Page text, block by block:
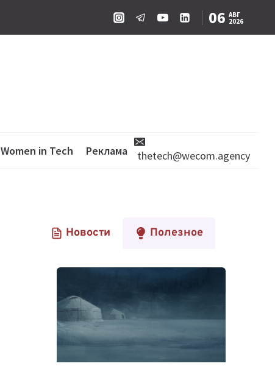
06 АВГ
2026
Women in Tech Реклама thetech@wecom.agency
Новости Полезное